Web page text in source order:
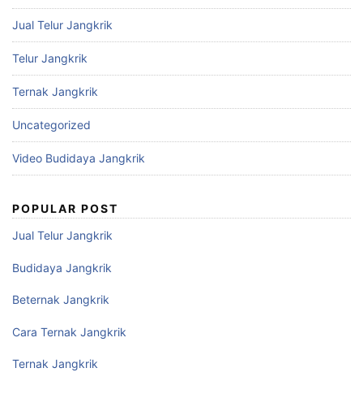
Jual Telur Jangkrik
Telur Jangkrik
Ternak Jangkrik
Uncategorized
Video Budidaya Jangkrik
POPULAR POST
Jual Telur Jangkrik
Budidaya Jangkrik
Beternak Jangkrik
Cara Ternak Jangkrik
Ternak Jangkrik